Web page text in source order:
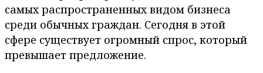
самых распространенных видом бизнеса
среди обычных граждан. Сегодня в этой
сфере существует огромный спрос, который
превышает предложение.